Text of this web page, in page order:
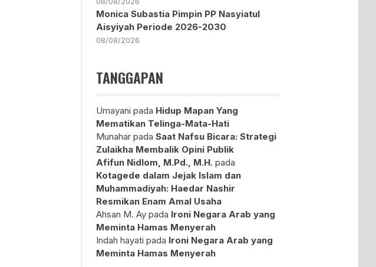
Monica Subastia Pimpin PP Nasyiatul
Aisyiyah Periode 2026-2030
08/08/2026
TANGGAPAN
Umayani pada Hidup Mapan Yang
Mematikan Telinga-Mata-Hati
Munahar padaSaat Nafsu Bicara: Strategi
Zulaikha Membalik Opini Publik
Afifun Nidlom, M.Pd., M.H. pada
Kotagede dalam Jejak Islam dan
Muhammadiyah: Haedar Nashir
Resmikan Enam Amal Usaha
Ahsan M. Ay pada Ironi Negara Arab yang
Meminta Hamas Menyerah
Indah hayati pada Ironi Negara Arab yang
Meminta Hamas Menyerah